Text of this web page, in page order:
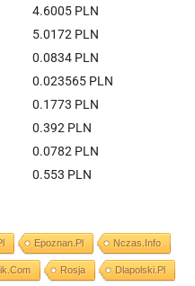
4.6005 PLN
5.0172 PLN
0.0834 PLN
0.023565 PLN
0.1773 PLN
0.392 PLN
0.0782 PLN
0.553 PLN
Epoznan.pl Nczas.info
Rosja Dlapolski.pl